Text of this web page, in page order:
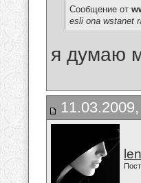
Сообщение от
esli ona wstanet
я думаю
len